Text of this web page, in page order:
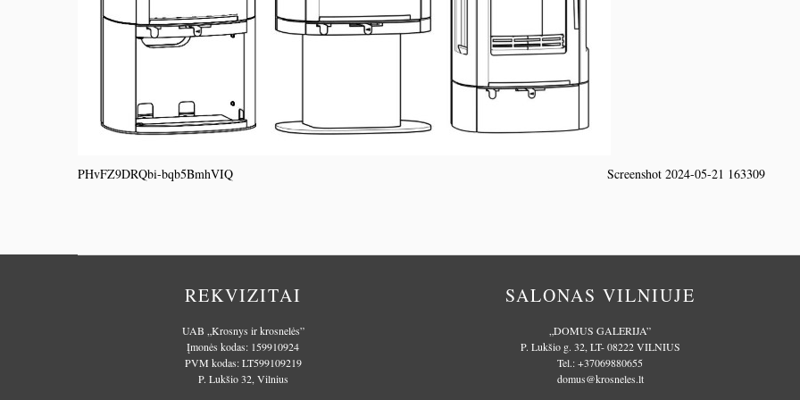
PHvFZ9DRQbi-bqb5BmhVIQ Screenshot 2024-05-21 163309
REKVIZITAI
UAB „Krosnys ir krosnelės”
Įmonės kodas: 159910924
PVM kodas: LT599109219
P. Lukšio 32, Vilnius
SALONAS VILNIUJE
„DOMUS GALERIJA”
P. Lukšio g. 32, LT- 08222 VILNIUS
Tel.:+37069880655
domus@krosneles.lt